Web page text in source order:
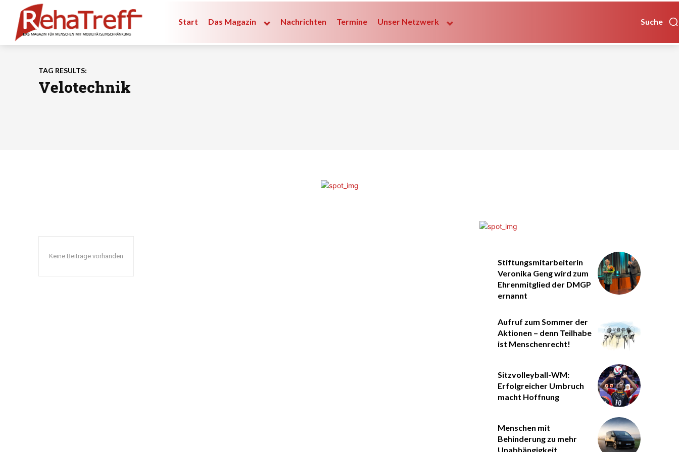
Suche
Start Das Magazin Nachrichten Termine Unser Netzwerk
TAG RESULTS:
Velotechnik
Keine Beiträge vorhanden
Stiftungsmitarbeiterin
Veronika Geng wird zum
Ehrenmitglied der DMGP
ernannt
Aufruf zum Sommer der
Aktionen – denn Teilhabe
ist Menschenrecht!
Sitzvolleyball-WM:
Erfolgreicher Umbruch
macht Hoffnung
Menschen mit
Behinderung zu mehr
Unabhängigkeit